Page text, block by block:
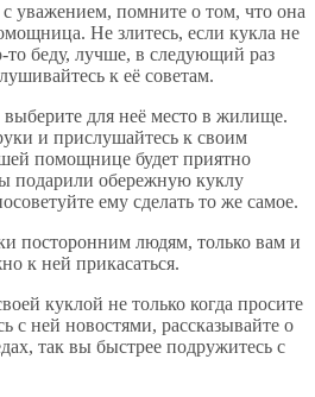
с уважением, помните о том, что она
Не злитесь, если кукла не
то беду, лучше, в следующий раз
к её советам.
выберите для неё место в жилище.
и прислушайтесь к своим
помощнице будет приятно
подарили обережную куклу
ему сделать то же самое.
посторонним людям, только вам и
к ней прикасаться.
куклой не только когда просите
с ней новостями, рассказывайте о
так вы быстрее подружитесь с